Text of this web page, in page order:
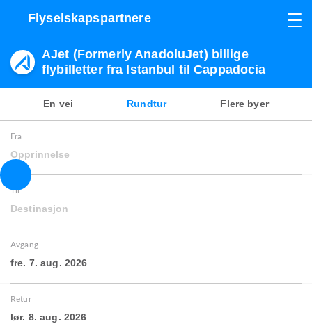
Flyselskapspartnere
AJet (Formerly AnadoluJet) billige
flybilletter fra Istanbul til Cappadocia
En vei Rundtur Flere byer
Fra
Opprinnelse
Til
Destinasjon
Avgang
fre. 7. aug. 2026
Retur
lør. 8. aug. 2026